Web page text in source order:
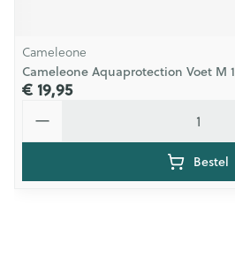
Cameleone
Cameleone Aquaprotection Voet M 1
€ 19,95
Bestel